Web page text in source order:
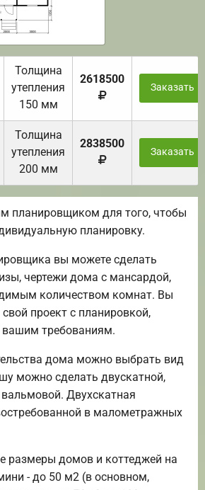
Толщина
утепления
150 мм
2618500
Заказать
Толщина
утепления
200 мм
2838500
Заказать
планировщиком для того, чтобы
планировку.
вы можете сделать
чертежи дома с мансардой,
количеством комнат. Вы
проект с планировкой,
вашим требованиям.
дома можно выбрать вид
можно сделать двускатной,
Двухскатная
в малометражных
размеры домов и коттеджей на
- до 50 м2 (в основном,